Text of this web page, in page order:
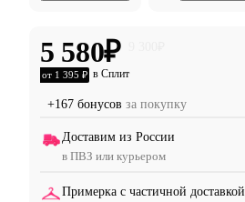
5 580₽
от 1 395 ₽ в Сплит
+167 бонусов за покупку
Доставим из России
в ПВЗ или курьером
Примерка с частичной доставкой